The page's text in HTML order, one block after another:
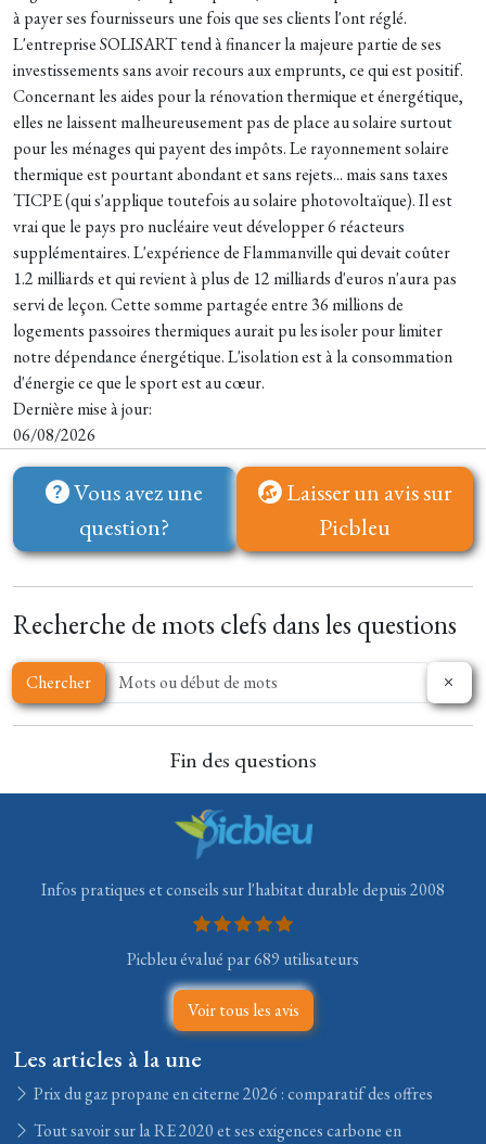
à payer ses fournisseurs une fois que ses clients l'ont réglé.
L'entreprise SOLISART tend à financer la majeure partie de ses
investissements sans avoir recours aux emprunts, ce qui est positif.
Concernant les aides pour la rénovation thermique et énergétique,
elles ne laissent malheureusement pas de place au solaire surtout
pour les ménages qui payent des impôts. Le rayonnement solaire
thermique est pourtant abondant et sans rejets... mais sans taxes
TICPE (qui s'applique toutefois au solaire photovoltaïque). Il est
vrai que le pays pro nucléaire veut développer 6 réacteurs
supplémentaires. L'expérience de Flammanville qui devait coûter
1.2 milliards et qui revient à plus de 12 milliards d'euros n'aura pas
servi de leçon. Cette somme partagée entre 36 millions de
logements passoires thermiques aurait pu les isoler pour limiter
notre dépendance énergétique. L'isolation est à la consommation
d'énergie ce que le sport est au cœur.
Dernière mise à jour:
06/08/2026
Vous avez une
question?
Laisser un avis sur
Picbleu
Recherche de mots clefs dans les questions
Chercher
Fin des questions
Infos pratiques et conseils sur l'habitat durable depuis 2008
Picbleu évalué par 689 utilisateurs
Voir tous les avis
Les articles à la une
Prix du gaz propane en citerne 2026 : comparatif des offres
Tout savoir sur la RE 2020 et ses exigences carbone en